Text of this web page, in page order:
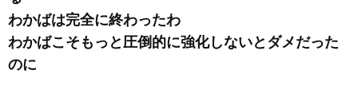
わかばは完全に終わったわ
わかばこそもっと圧倒的に強化しないとダメだった
のに